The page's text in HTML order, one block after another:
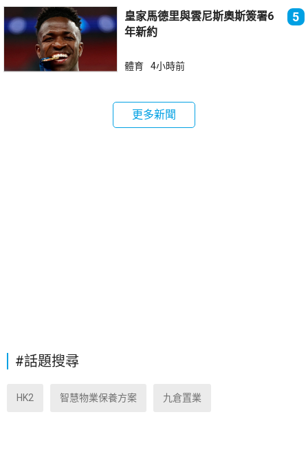
皇家馬德里與雲尼斯奧斯簽署6
年新約
5
體育 4小時前
更多新聞
#話題搜尋
HK2 智慧物業保養方案 九倉置業